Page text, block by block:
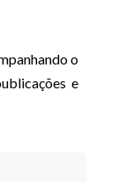
o
e